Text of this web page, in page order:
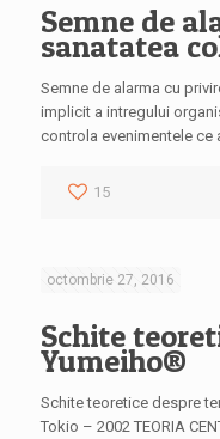
Semne de
sanatatea
Semne de alarma cu
implicit a intregului
controla evenimentele ce
15
octombrie 27, 2016
Schite
Yumeiho®
Schite teoretice despre
Tokio – 2002 TEORIA